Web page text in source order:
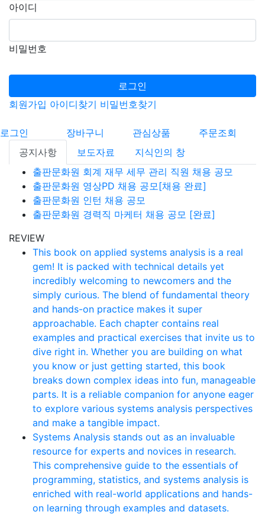
아이디
비밀번호
로그인
회원가입 아이디찾기 비밀번호찾기
로그인 장바구니 관심상품
주문조회
공지사항
보도자료
지식인의 창
출판문화원 회계 재무 세무 관리 직원 채용 공모
출판문화원 영상PD 채용 공모[채용 완료]
출판문화원 인턴 채용 공모
출판문화원 경력직 마케터 채용 공모 [완료]
REVIEW
This book on applied systems analysis is a real
gem! It is packed with technical details yet
incredibly welcoming to newcomers and the
simply curious. The blend of fundamental theory
and hands-on practice makes it super
approachable. Each chapter contains real
examples and practical exercises that invite us to
dive right in. Whether you are building on what
you know or just getting started, this book
breaks down complex ideas into fun, manageable
parts. It is a reliable companion for anyone eager
to explore various systems analysis perspectives
and make a tangible impact.
Systems Analysis stands out as an invaluable
resource for experts and novices in research.
This comprehensive guide to the essentials of
programming, statistics, and systems analysis is
enriched with real-world applications and hands-
on learning through examples and datasets.